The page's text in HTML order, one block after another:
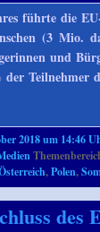
führte die
(3 Mio.
und
der
2018 um 14:46
,Polen,
des